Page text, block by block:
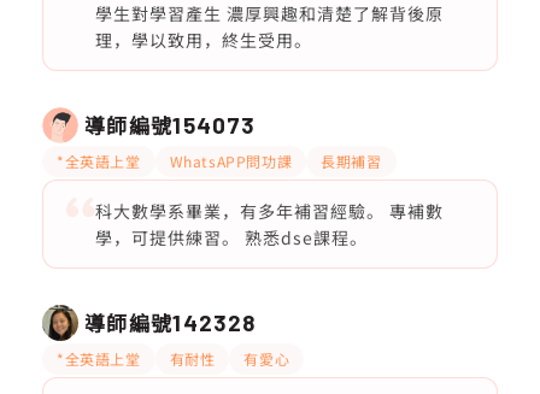
學生對學習產生 濃厚興趣和清楚了解背後原
理，學以致用，終生受用。
導師編號154073
*全英語上堂 WhatsAPP問功課 長期補習
科大數學系畢業，有多年補習經驗。 專補數
學，可提供練習。 熟悉dse課程。
導師編號142328
*全英語上堂 有耐性 有愛心